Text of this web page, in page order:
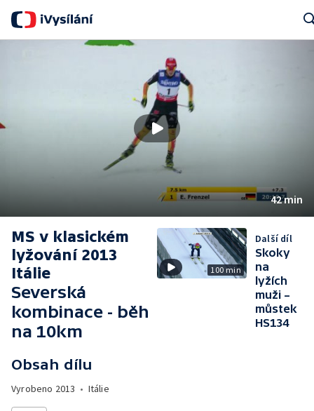
42 min
MS v klasickém
lyžování 2013
Itálie
Severská
kombinace - běh
na 10km
Obsah dílu
Vyrobeno 2013 • Itálie
100 min
Další díl
Skoky
na
lyžích
muži –
můstek
HS134